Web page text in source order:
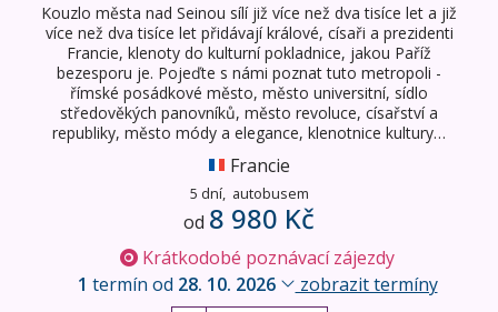
Kouzlo města nad Seinou sílí již více než dva tisíce let a již
více než dva tisíce let přidávají králové, císaři a prezidenti
Francie, klenoty do kulturní pokladnice, jakou Paříž
bezesporu je. Pojeďte s námi poznat tuto metropoli -
římské posádkové město, město universitní, sídlo
středověkých panovníků, město revoluce, císařství a
republiky, město módy a elegance, klenotnice kultury…
Francie
5 dní, autobusem
od 8 980 Kč
Krátkodobé poznávací zájezdy
1 termín od 28. 10. 2026 zobrazit termíny